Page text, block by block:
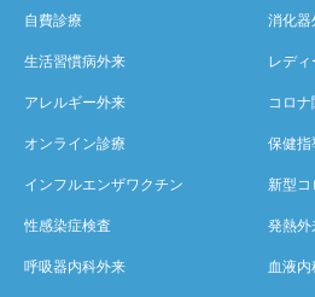
自費診療 消化器
生活習慣病外来 レデ
アレルギー外来 コロナ
オンライン診療 保健指
インフルエンザワクチン 新型
性感染症検査 発熱外
呼吸器内科外来 血液